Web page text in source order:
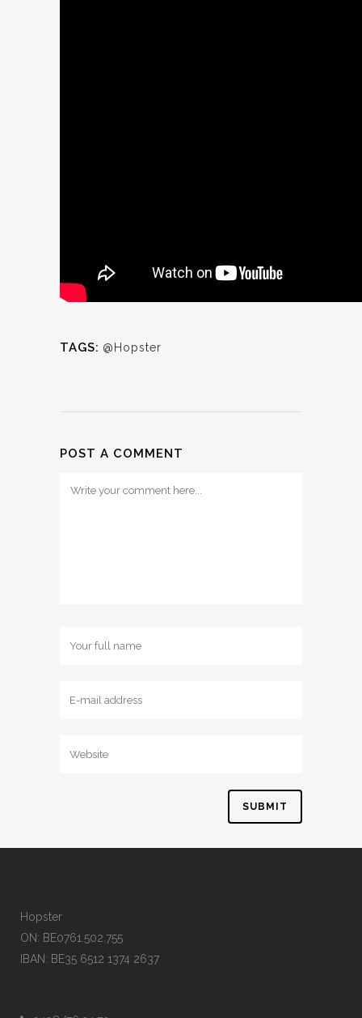
TAGS: @Hopster
POST A COMMENT
Hopster
ON: BE0761.502.755
IBAN: BE35 6512 1374 2637